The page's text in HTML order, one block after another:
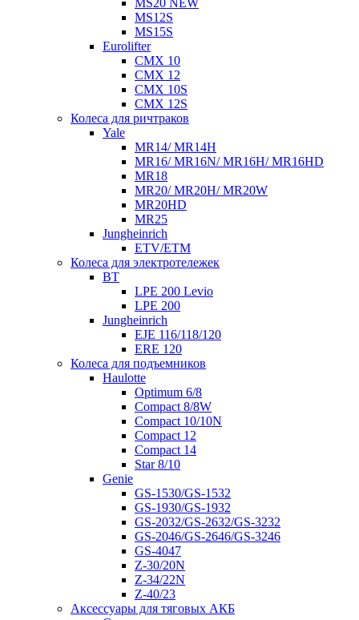
MS12S
MS15S
Eurolifter
CMX 10
CMX 12
CMX 10S
CMX 12S
Колеса для ричтраков
Yale
MR14/ MR14H
MR16/ MR16N/ MR16H/ MR16HD
MR18
MR20/ MR20H/ MR20W
MR20HD
MR25
Jungheinrich
ETV/ETM
Колеса для электротележек
BT
LPE 200 Levio
LPE 200
Jungheinrich
EJE 116/118/120
ERE 120
Колеса для подъемников
Haulotte
Optimum 6/8
Compact 8/8W
Compact 10/10N
Compact 12
Compact 14
Star 8/10
Genie
GS-1530/GS-1532
GS-1930/GS-1932
GS-2032/GS-2632/GS-3232
GS-2046/GS-2646/GS-3246
GS-4047
Z-30/20N
Z-34/22N
Z-40/23
Аксессуары для тяговых АКБ